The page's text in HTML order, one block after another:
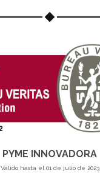
PYME INNOVADORA
Válido hasta el 01 de julio de 2023